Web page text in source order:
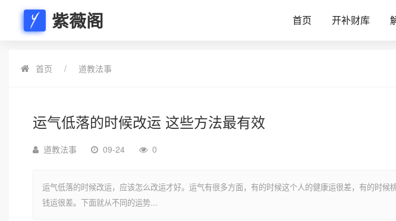
紫薇阁 首页 开补财库
首页 道教法事
运气低落的时候改运 这些方法最有效
道教法事 09-24 0
运气低落的时候改运，应该怎么改运才好。运气有很多方面，有的时候这个人的健康运很差，有的时候
钱运很差。下面就从不同的运势...